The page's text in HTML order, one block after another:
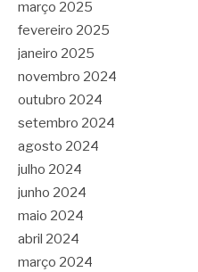
março 2025
fevereiro 2025
janeiro 2025
novembro 2024
outubro 2024
setembro 2024
agosto 2024
julho 2024
junho 2024
maio 2024
abril 2024
março 2024